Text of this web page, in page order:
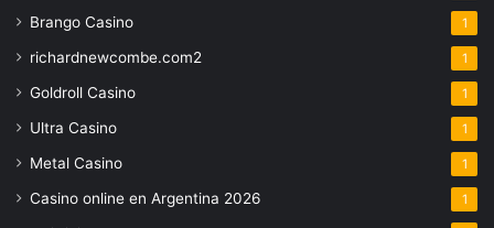
Brango Casino 1
richardnewcombe.com2 1
Goldroll Casino 1
Ultra Casino 1
Metal Casino 1
Casino online en Argentina 2026 1